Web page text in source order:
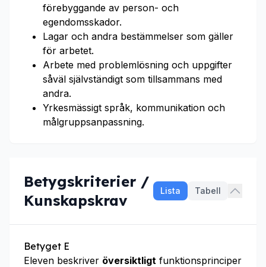
förebyggande av person- och
egendomsskador.
Lagar och andra bestämmelser som gäller
för arbetet.
Arbete med problemlösning och uppgifter
såväl självständigt som tillsammans med
andra.
Yrkesmässigt språk, kommunikation och
målgruppsanpassning.
Betygskriterier /
Kunskapskrav
Lista Tabell
Betyget E
Eleven beskriver översiktligt funktionsprinciper